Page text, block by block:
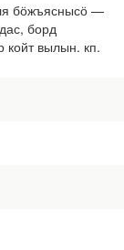
бӧжъяснысӧ —
борд
койт вылын. кп.